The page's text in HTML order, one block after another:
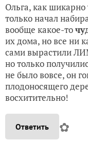
Ольга, как шикарно
только начал
вообще какое-то
их дома, но все ни
сами вырастили
но только
не было вовсе, он
плодоносящего
восхитительно!
Ответить ✿